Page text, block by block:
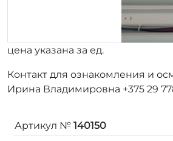
цена указана за ед.
Контакт для ознакомления и
Ирина Владимировна +375 29
Артикул № 140150